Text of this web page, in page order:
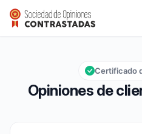
daphbio
Calificación global: 9,2 de 10
9,2/10
Opiniones de
Certificado